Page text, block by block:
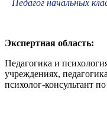
Педагог начальных
Экспертная область:
Педагогика и
учреждениях,
психолог-консультант